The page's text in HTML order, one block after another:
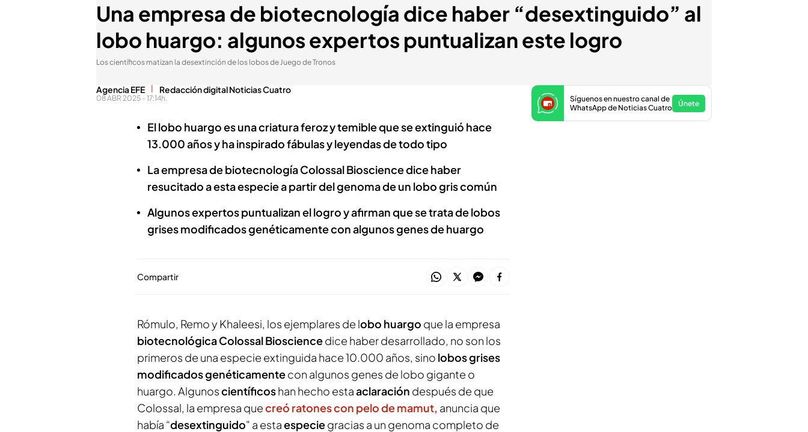
Una empresa de biotecnología dice haber “desextinguido” al
lobo huargo: algunos expertos puntualizan este logro
Los científicos matizan la desextinción de los lobos de Juego de Tronos
Agencia EFE Redacción digital Noticias Cuatro
08 ABR 2025 - 17:14h.
El lobo huargo es una criatura feroz y temible que se extinguió hace
13.000 años y ha inspirado fábulas y leyendas de todo tipo
La empresa de biotecnología Colossal Bioscience dice haber
resucitado a esta especie a partir del genoma de un lobo gris común
Algunos expertos puntualizan el logro y afirman que se trata de lobos
grises modificados genéticamente con algunos genes de huargo
Compartir
Rómulo, Remo y Khaleesi, los ejemplares de lobo huargo que la empresa
biotecnológica Colossal Biosciencedice haber desarrollado, no son los
primeros de una especie extinguida hace 10.000 años, sino lobos grises
modificados genéticamentecon algunos genes de lobo gigante o
huargo. Algunoscientíficoshan hecho estaaclaración después de que
Colossal, la empresa quecreó ratones con pelo de mamut, anuncia que
había “desextinguido" a estaespeciegracias a un genoma completo de
Síguenos en nuestro canal de
WhatsApp de Noticias Cuatro
Únete